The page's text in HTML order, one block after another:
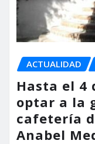
ACTUALIDAD
Hasta el 4
optar a la
cafetería
Anabel